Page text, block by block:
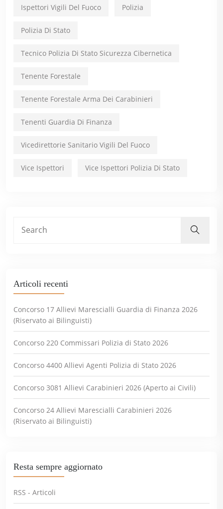
Ispettori Vigili Del Fuoco Polizia
Polizia Di Stato
Tecnico Polizia Di Stato Sicurezza Cibernetica
Tenente Forestale
Tenente Forestale Arma Dei Carabinieri
Tenenti Guardia Di Finanza
Vicedirettorie Sanitario Vigili Del Fuoco
Vice Ispettori Vice Ispettori Polizia Di Stato
Articoli recenti
Concorso 17 Allievi Marescialli Guardia di Finanza 2026
(Riservato ai Bilinguisti)
Concorso 220 Commissari Polizia di Stato 2026
Concorso 4400 Allievi Agenti Polizia di Stato 2026
Concorso 3081 Allievi Carabinieri 2026 (Aperto ai Civili)
Concorso 24 Allievi Marescialli Carabinieri 2026
(Riservato ai Bilinguisti)
Resta sempre aggiornato
RSS - Articoli